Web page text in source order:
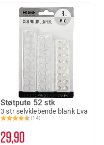
Støtpute 52 stk
3 str selvklebende blank Eva
Karakter:
(14)
4.3 av 5 mulige
29 90